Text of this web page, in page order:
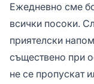
Ежедневно сме
всички посоки.
приятелски
съществено при
не се пропускат